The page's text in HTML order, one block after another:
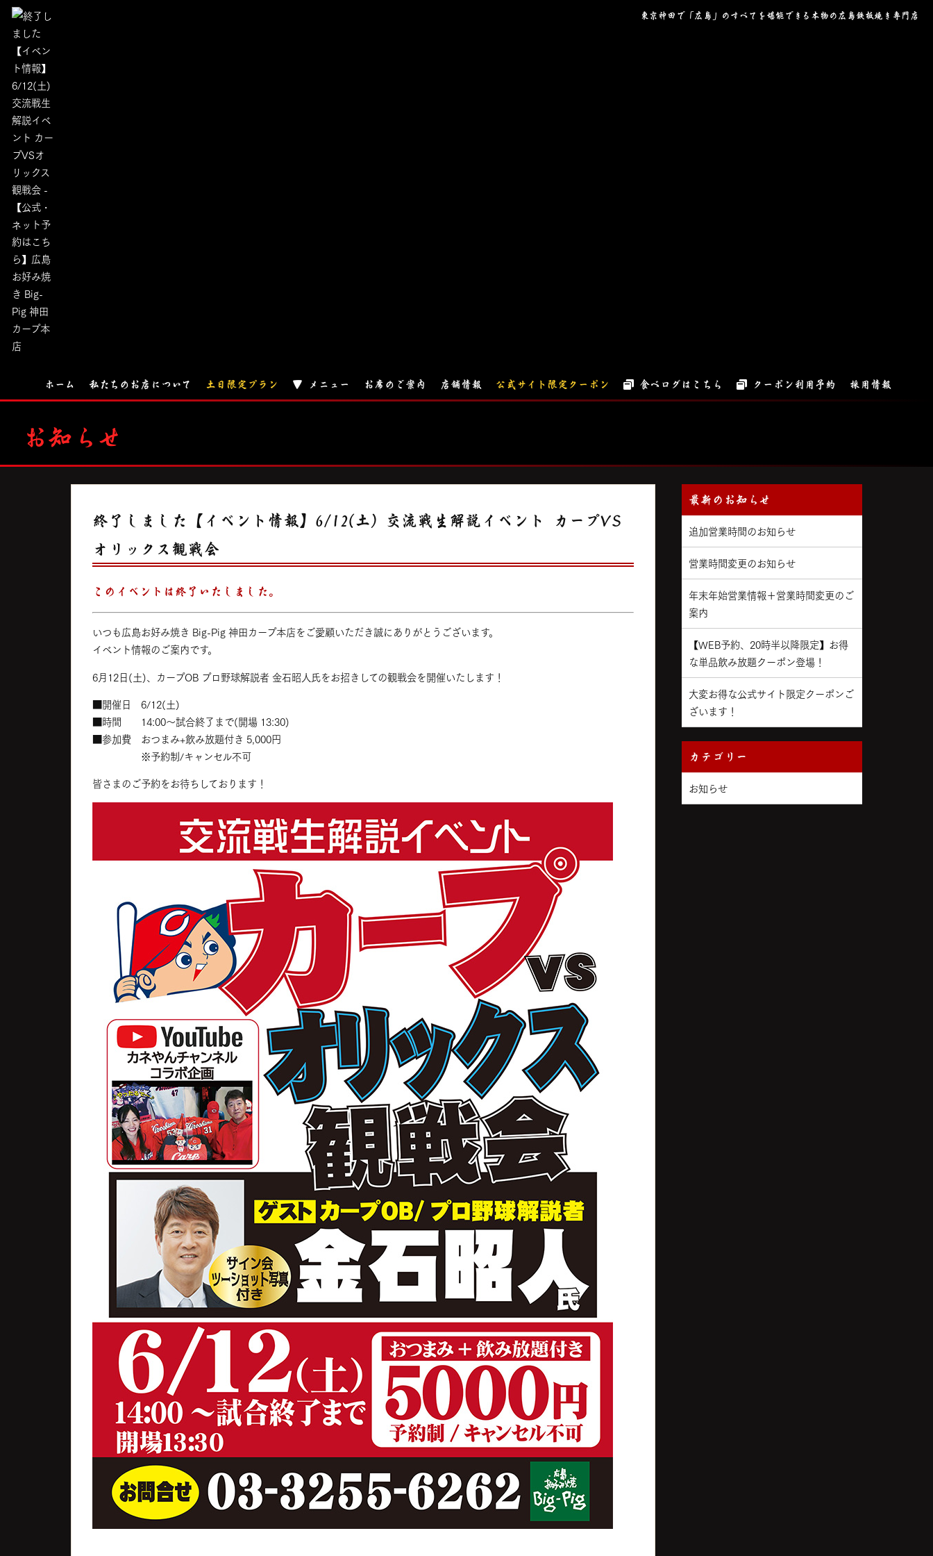
東京神田で「広島」のすべてを堪能できる本物の広島鉄板焼き専門店
ホーム 私たちのお店について 土日限定プラン ▼ メニュー お席のご案内 店舗情報 公式サイト限定クーポン 食べログはこちら クーポン利用予約 採用情報
お知らせ
終了しました【イベント情報】6/12(土) 交流戦生解説イベント カープVS
オリックス観戦会
このイベントは終了いたしました。
いつも広島お好み焼き Big-Pig 神田カープ本店をご愛顧いただき誠にありがとうございます。
イベント情報のご案内です。
6月12日(土)、カープOB プロ野球解説者 金石昭人氏をお招きしての観戦会を開催いたします！
■開催日 6/12(土)
■時間 14:00～試合終了まで(開場 13:30)
■参加費 おつまみ+飲み放題付き 5,000円
※予約制/キャンセル不可
皆さまのご予約をお待ちしております！
最新のお知らせ
追加営業時間のお知らせ
営業時間変更のお知らせ
年末年始営業情報＋営業時間変更のご
案内
【WEB予約、20時半以降限定】お得
な単品飲み放題クーポン登場！
大変お得な公式サイト限定クーポンご
ざいます！
カテゴリー
お知らせ